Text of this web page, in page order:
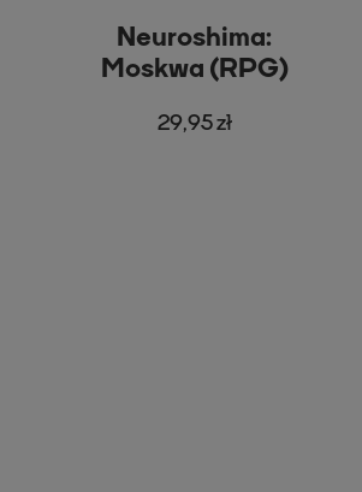
Neuroshima:
Moskwa (RPG)
29,95 zł